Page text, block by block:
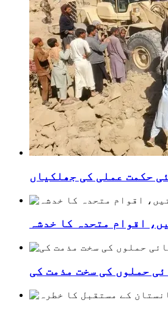
حکمت عملی کی جھلکیاں
اقوام متحدہ کا خدشہ
حملوں کی سخت مذمت کی